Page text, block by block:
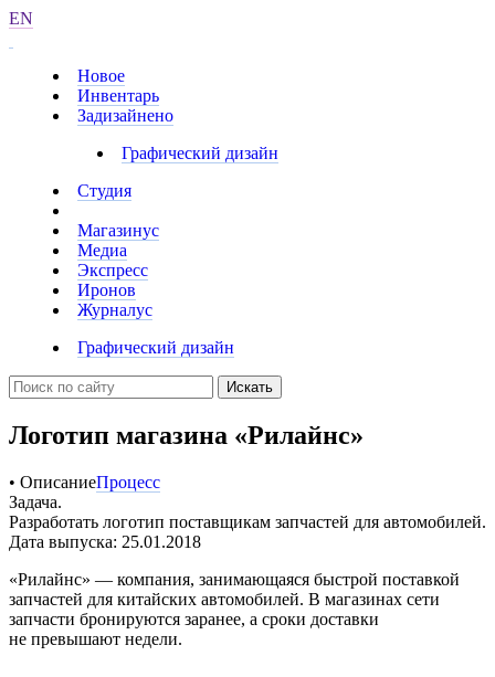
EN
Новое
Инвентарь
Задизайнено
Графический дизайн
Студия
Магазинус
Медиа
Экспресс
Иронов
Журналус
Графический дизайн
Искать
Логотип магазина «Рилайнс»
• ОписаниеПроцесс
Задача.
Разработать логотип поставщикам запчастей для автомобилей.
Дата выпуска: 25.01.2018
«Рилайнс» — компания, занимающаяся быстрой поставкой
запчастей для китайских автомобилей. В магазинах сети
запчасти бронируются заранее, а сроки доставки
не превышают недели.